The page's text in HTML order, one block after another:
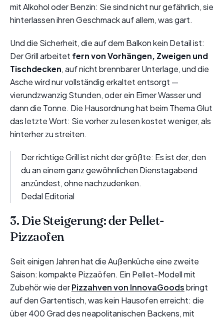
mit Alkohol oder Benzin: Sie sind nicht nur gefährlich, sie
hinterlassen ihren Geschmack auf allem, was gart.
Und die Sicherheit, die auf dem Balkon kein Detail ist:
Der Grill arbeitet fern von Vorhängen, Zweigen und
Tischdecken, auf nicht brennbarer Unterlage, und die
Asche wird nur vollständig erkaltet entsorgt —
vierundzwanzig Stunden, oder ein Eimer Wasser und
dann die Tonne. Die Hausordnung hat beim Thema Glut
das letzte Wort: Sie vorher zu lesen kostet weniger, als
hinterher zu streiten.
Der richtige Grill ist nicht der größte: Es ist der, den
du an einem ganz gewöhnlichen Dienstagabend
anzündest, ohne nachzudenken.
Dedal Editorial
3. Die Steigerung: der Pellet-
Pizzaofen
Seit einigen Jahren hat die Außenküche eine zweite
Saison: kompakte Pizzaöfen. Ein Pellet-Modell mit
Zubehör wie derPizzahven von InnovaGoodsbringt
auf den Gartentisch, was kein Hausofen erreicht: die
über 400 Grad des neapolitanischen Backens, mit